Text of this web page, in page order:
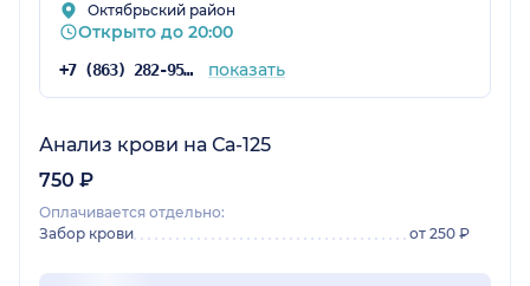
Октябрьский район
Открыто до 20:00
+7 (863) 282-95-75 показать
Анализ крови на Са-125
750 ₽
Оплачивается отдельно:
Забор крови
от 250 ₽